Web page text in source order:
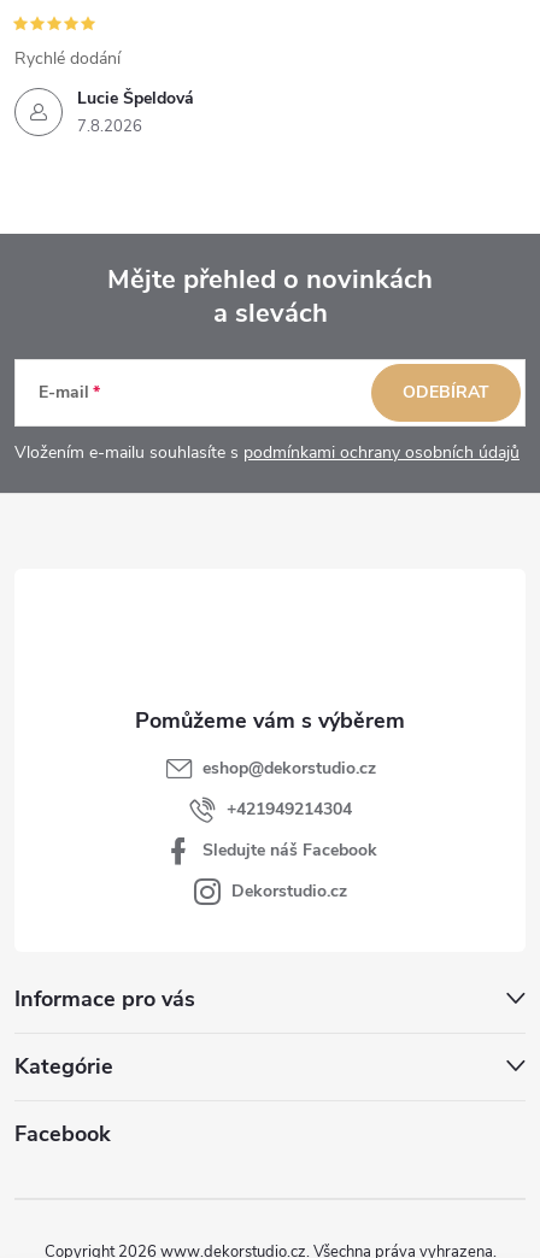
Lucie Špeldová
7.8.2026
Rychlé dodání
p
a
Mějte přehled o novinkách
a slevách
E-mail
Vložením e-mailu souhlasíte s podmínkami ochrany osobních údajů
ODEBÍRAT
Informace pro vás
Kategórie
Facebook
eshop@dekorstudio.cz
+421949214304
Sledujte náš Facebook
Dekorstudio.cz
Copyright 2026 www.dekorstudio.cz. Všechna práva vyhrazena.